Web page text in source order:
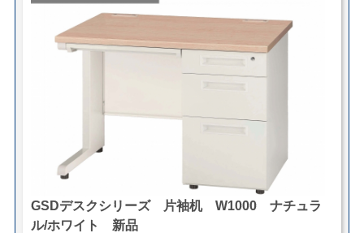
GSDデスクシリーズ 片袖机 W1000 ナチュラ
ル/ホワイト 新品